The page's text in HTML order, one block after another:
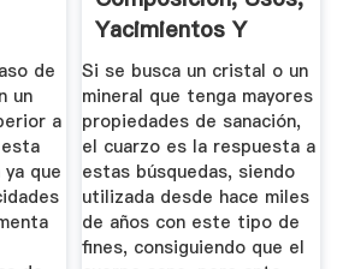
de
un
a
que
Yacimientos Y
Propiedades Del ...
Si se busca un cristal o un
mineral que tenga mayores
propiedades de sanación,
el cuarzo es la respuesta a
estas búsquedas, siendo
utilizada desde hace miles
de años con este tipo de
fines, consiguiendo que el